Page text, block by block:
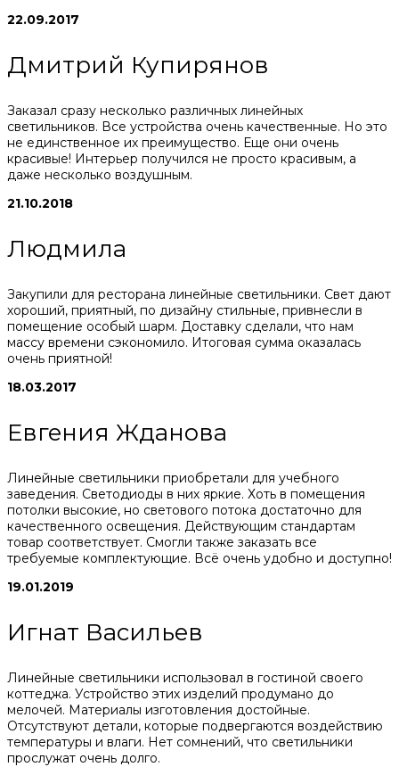
22.09.2017
Дмитрий Купирянов
Заказал сразу несколько различных линейных
светильников. Все устройства очень качественные. Но это
не единственное их преимущество. Еще они очень
красивые! Интерьер получился не просто красивым, а
даже несколько воздушным.
21.10.2018
Людмила
Закупили для ресторана линейные светильники. Свет дают
хороший, приятный, по дизайну стильные, привнесли в
помещение особый шарм. Доставку сделали, что нам
массу времени сэкономило. Итоговая сумма оказалась
очень приятной!
18.03.2017
Евгения Жданова
Линейные светильники приобретали для учебного
заведения. Светодиоды в них яркие. Хоть в помещения
потолки высокие, но светового потока достаточно для
качественного освещения. Действующим стандартам
товар соответствует. Смогли также заказать все
требуемые комплектующие. Всё очень удобно и доступно!
19.01.2019
Игнат Васильев
Линейные светильники использовал в гостиной своего
коттеджа. Устройство этих изделий продумано до
мелочей. Материалы изготовления достойные.
Отсутствуют детали, которые подвергаются воздействию
температуры и влаги. Нет сомнений, что светильники
прослужат очень долго.